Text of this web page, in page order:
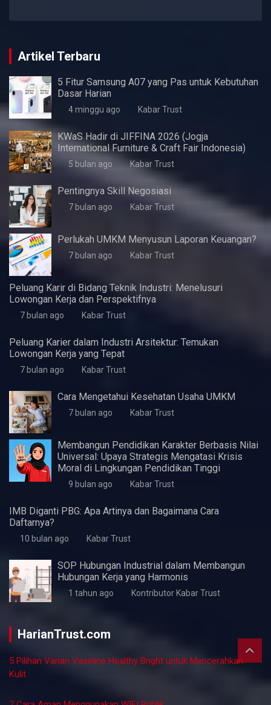
Artikel Terbaru
5 Fitur Samsung A07 yang Pas untuk Kebutuhan
4 minggu ago Kabar Trust
KWaS Hadir di JIFFINA 2026 (Jogja
5 bulan ago Kabar Trust
Pentingnya Skill Negosiasi
Perlukah UMKM Menyusun Laporan Keuangan?
Peluang Karir di Bidang Teknik Industri: Menelusuri
Lowongan Kerja dan Perspektifnya
Peluang Karier dalam Industri Arsitektur: Temukan
Lowongan Kerja yang Tepat
Cara Mengetahui Kesehatan Usaha UMKM
7 bulan ago Kabar Trust
Universal: Upaya Strategis Mengatasi Krisis
9 bulan ago Kabar Trust